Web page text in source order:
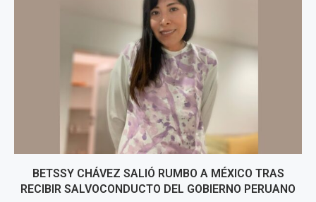
BETSSY CHÁVEZ SALIÓ RUMBO A MÉXICO TRAS
RECIBIR SALVOCONDUCTO DEL GOBIERNO PERUANO